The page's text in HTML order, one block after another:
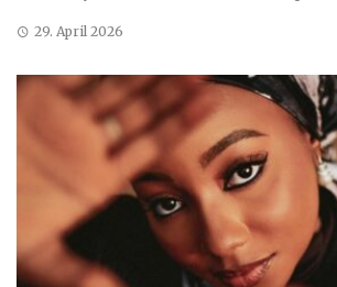
29. April 2026